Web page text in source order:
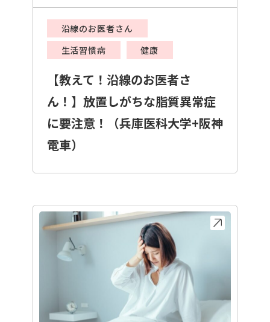
沿線のお医者さん
生活習慣病
健康
【教えて！沿線のお医者さ
ん！】放置しがちな脂質異常症
に要注意！（兵庫医科大学+阪神
電車）